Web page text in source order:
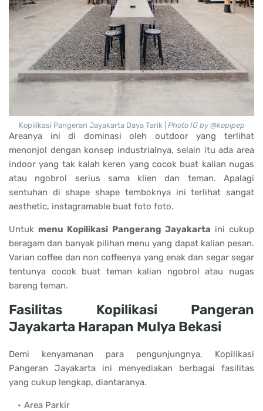
Kopilikasi Pangeran Jayakarta Daya Tarik | Photo IG by @kopipep
Areanya ini di dominasi oleh outdoor yang terlihat
menonjol dengan konsep industrialnya, selain itu ada area
indoor yang tak kalah keren yang cocok buat kalian nugas
atau ngobrol serius sama klien dan teman. Apalagi
sentuhan di shape shape temboknya ini terlihat sangat
aesthetic, instagramable buat foto foto.
Untuk menu Kopilikasi Pangerang Jayakarta ini cukup
beragam dan banyak pilihan menu yang dapat kalian pesan.
Varian coffee dan non coffeenya yang enak dan segar segar
tentunya cocok buat teman kalian ngobrol atau nugas
bareng teman.
Fasilitas Kopilikasi Pangeran
Jayakarta Harapan Mulya Bekasi
Demi kenyamanan para pengunjungnya, Kopilikasi
Pangeran Jayakarta ini menyediakan berbagai fasilitas
yang cukup lengkap, diantaranya.
Area Parkir